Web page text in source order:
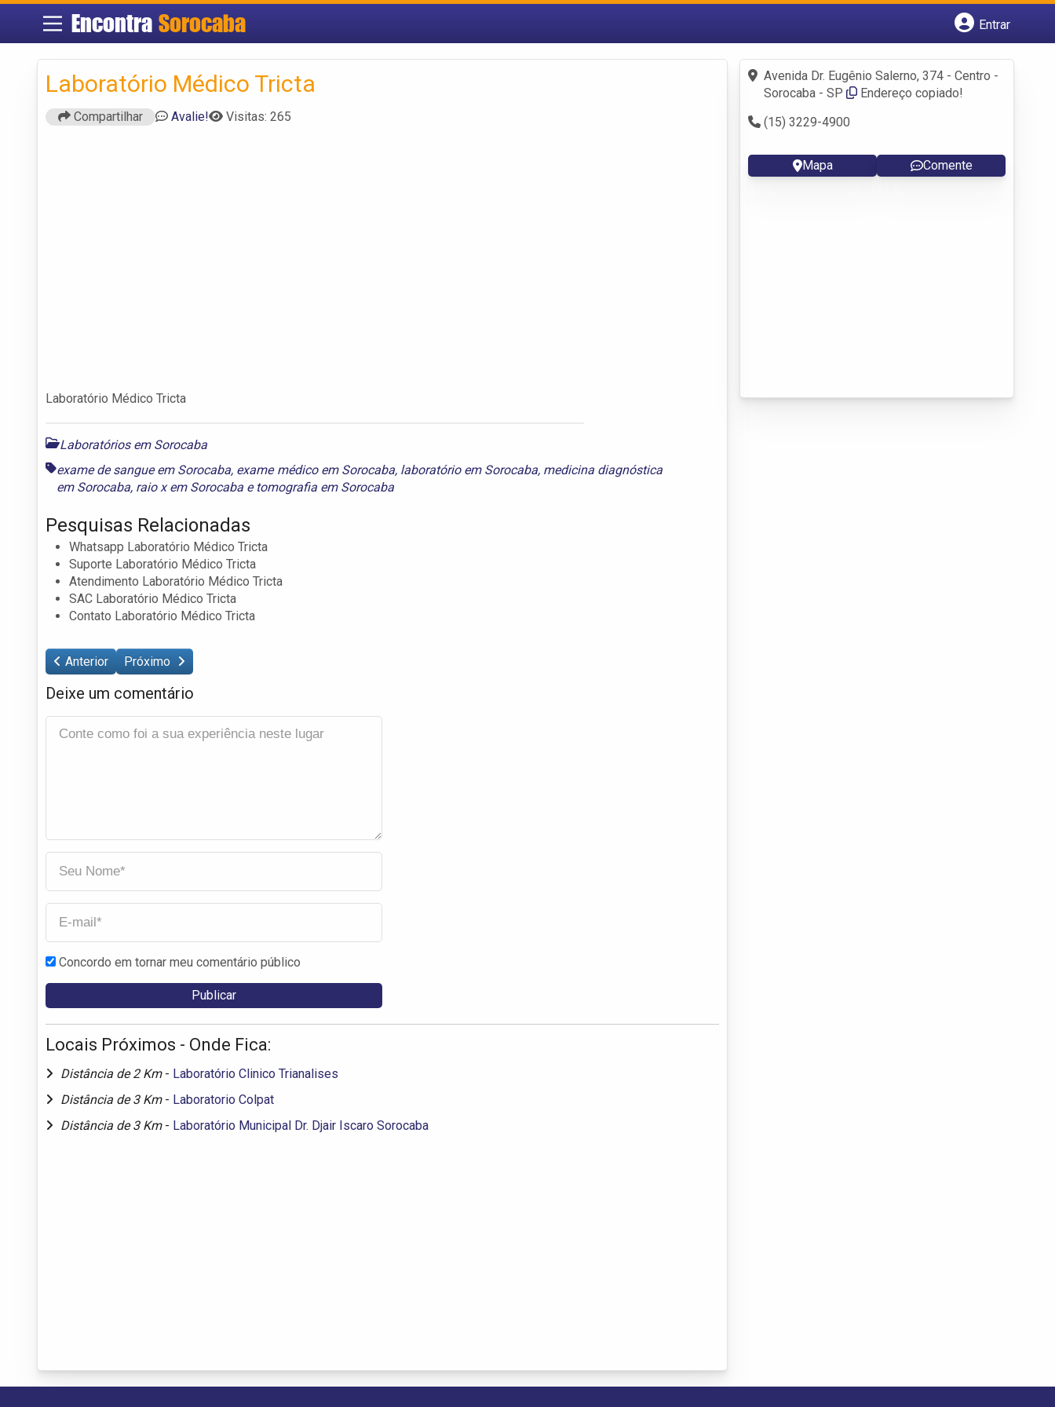
Encontra Sorocaba
Entrar
Fazer login
Criar conta
Laboratório Médico Tricta
Compartilhar Avalie! Visitas: 265
Laboratório Médico Tricta
Laboratórios em Sorocaba
exame de sangue em Sorocaba, exame médico em Sorocaba, laboratório em Sorocaba, medicina diagnóstica
em Sorocaba, raio x em Sorocaba e tomografia em Sorocaba
Pesquisas Relacionadas
Whatsapp Laboratório Médico Tricta
Suporte Laboratório Médico Tricta
Atendimento Laboratório Médico Tricta
SAC Laboratório Médico Tricta
Contato Laboratório Médico Tricta
Anterior Próximo
Deixe um comentário
Concordo em tornar meu comentário público
Locais Próximos - Onde Fica:
Distância de 2 Km - Laboratório Clinico Trianalises
Distância de 3 Km - Laboratorio Colpat
Distância de 3 Km - Laboratório Municipal Dr. Djair Iscaro Sorocaba
Avenida Dr. Eugênio Salerno, 374 - Centro -
Sorocaba - SP
Endereço copiado!
(15) 3229-4900
Mapa Comente